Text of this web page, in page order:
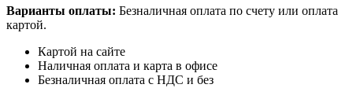
Варианты оплаты: Безналичная оплата по счету или оплата
картой.
Картой на сайте
Наличная оплата и карта в офисе
Безналичная оплата с НДС и без